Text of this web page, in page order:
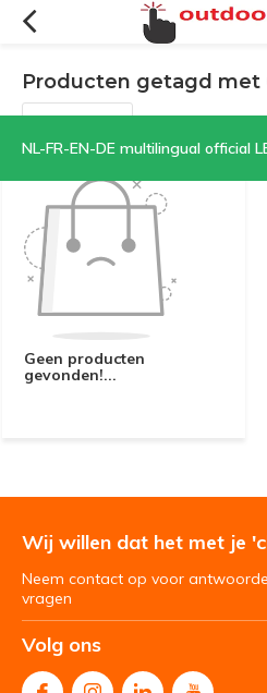
NL-FR-EN-DE multilingual official LECHUZA-
Producten getagd met
Filters
Geen producten
gevonden!...
Wij willen dat het met je
Neem contact op voor
vragen
Volg ons